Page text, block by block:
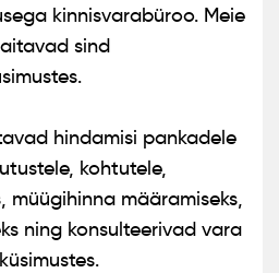
kinnisvarabüroo. Meie
sind
hindamisi pankadele
kohtutele,
müügihinna määramiseks,
ning konsulteerivad vara